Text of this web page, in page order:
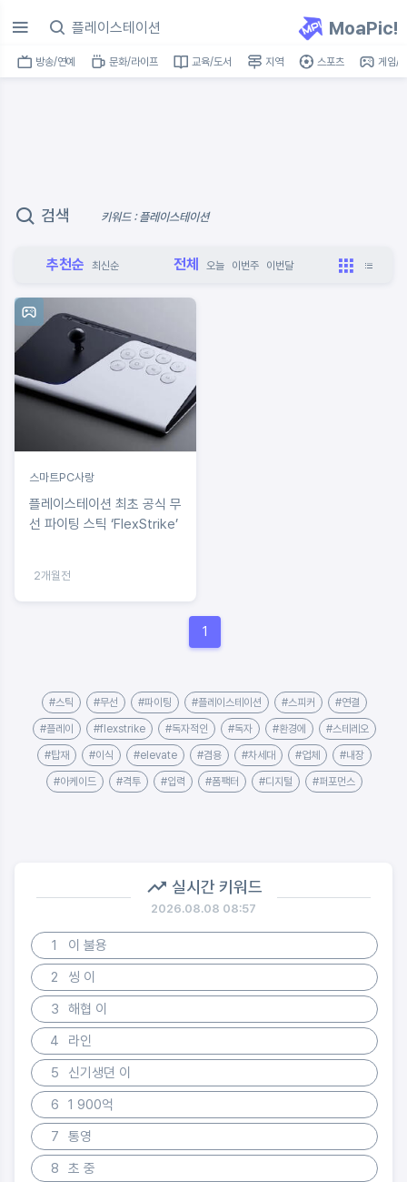
MoaPic!
방송/연예 문화/라이프 교육/도서 지역 스포츠 게임/
검색 키워드 : 플레이스테이션
추천순 최신순 전체 오늘 이번주 이번달
스마트PC사랑
플레이스테이션 최초 공식 무
선 파이팅 스틱 ‘FlexStrike’
2개월전
1
#스틱 #무선 #파이팅 #플레이스테이션 #스피커 #연결
#플레이 #flexstrike #독자적인 #독자 #환경에 #스테레오
#탑재 #이식 #elevate #겸용 #차세대 #업체 #내장
#아케이드 #격투 #입력 #폼팩터 #디지털 #퍼포먼스
실시간 키워드
2026.08.08 08:57
1
이 불용
2
씽 이
3
해협 이
4
라인
5
신기생뎐 이
6
1 900억
7
통영
8
초 중